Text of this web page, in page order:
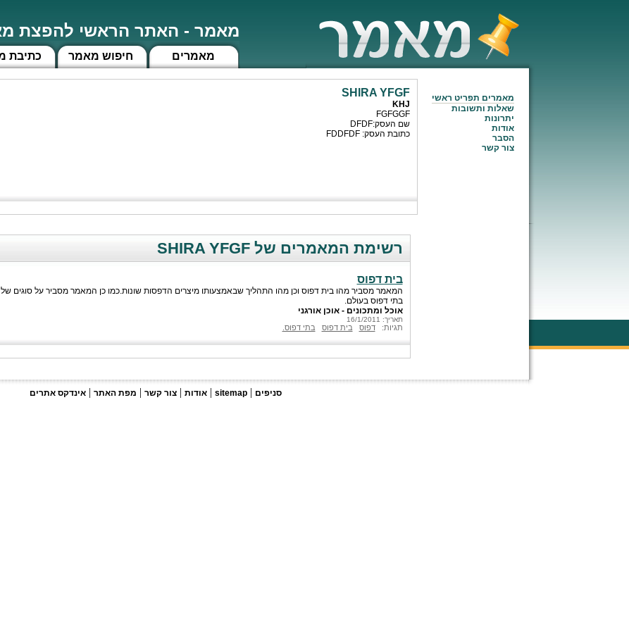
מאמר - האתר הראשי להפצת
כתיבת חיפוש מאמר מאמרים
SHIRA YFGF
KHJ
FGFGGF
שם העסק:DFDF
כתובת העסק: FDDFDF
רשימת המאמרים של SHIRA YFGF
בית דפוס
המאמר מסביר מהו בית דפוס וכן מהו התהליך שבאמצעותו מיצרים הדפסות שונות.כמו כן המאמר מסביר על סוגים של
בתי דפוס בעולם.
אוכל ומתכונים - אוכן אורגני
תאריך: 16/1/2011
תגיות:דפוס בית דפוס בתי דפוס.
מאמרים תפריט ראשי
שאלות ותשובות
יתרונות
אודות
הסבר
צור קשר
אודות | צור קשר | מפת האתר | אינדקס אתרים | sitemap | סניפים